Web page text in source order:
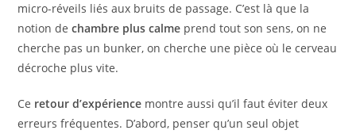
micro-réveils liés aux bruits de passage. C’est là que la
notion dechambre plus calme prend tout son sens, on ne
cherche pas un bunker, on cherche une pièce où le cerveau
décroche plus vite.
Ce retour d’expérience montre aussi qu’il faut éviter deux
erreurs fréquentes. D’abord, penser qu’un seul objet